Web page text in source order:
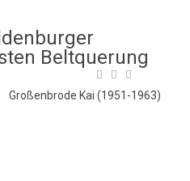
Großenbrode Kai (1951-1963)